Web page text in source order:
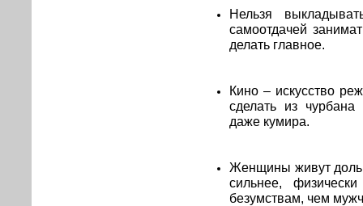
Нельзя
самоотдачей
делать главное.
Кино – искусство
сделать из чурбана
даже кумира.
Женщины живут
сильнее,
безумствам, чем